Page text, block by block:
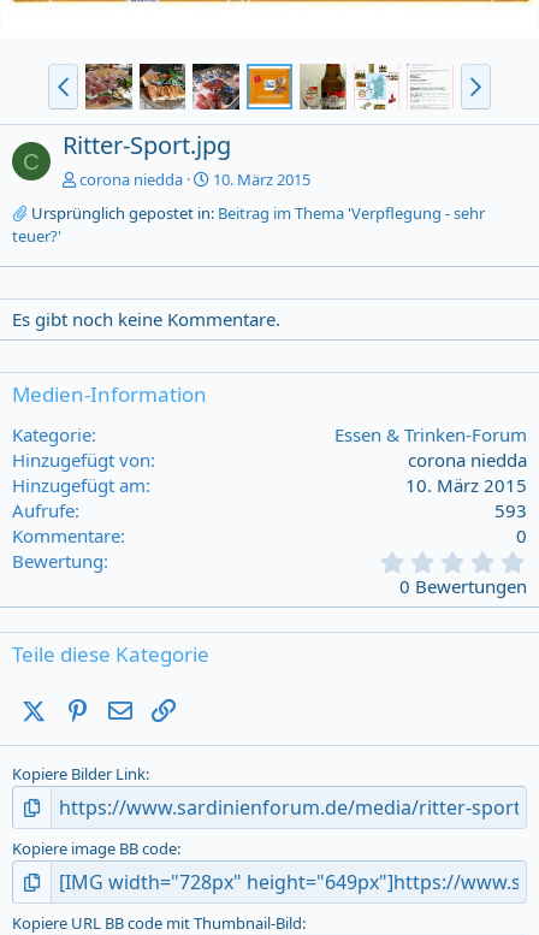
C Ritter-Sport.jpg
corona niedda
10. März 2015
Ursprünglich gepostet in: Beitrag im Thema 'Verpflegung - sehr
teuer?'
Es gibt noch keine Kommentare.
Medien-Information
Kategorie
Essen & Trinken-Forum
Hinzugefügt von
corona niedda
Hinzugefügt am
10. März 2015
Aufrufe
593
Kommentare
0
Bewertung
0
0
s
0 Bewertungen
Teile diese Kategorie
X (Twitter)Pinterest
E-Mail
Kopiere Bilder Link
Kopiere image BB code
Kopiere URL BB code mit Thumbnail-Bild